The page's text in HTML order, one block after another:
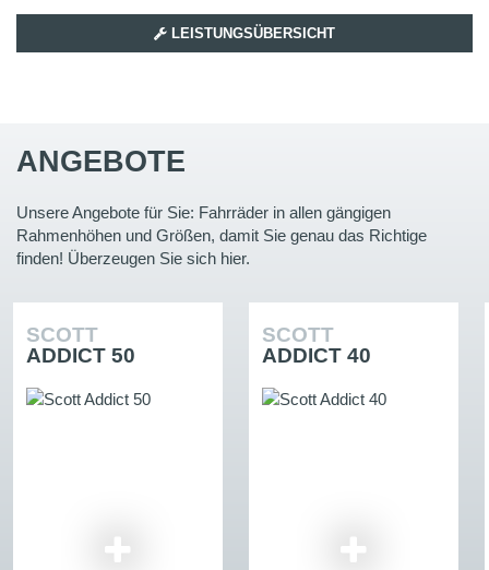
LEISTUNGSÜBERSICHT
ANGEBOTE
Unsere Angebote für Sie: Fahrräder in allen gängigen
Rahmenhöhen und Größen, damit Sie genau das Richtige
finden! Überzeugen Sie sich hier.
SCOTT
ADDICT 50
SCOTT
ADDICT 40